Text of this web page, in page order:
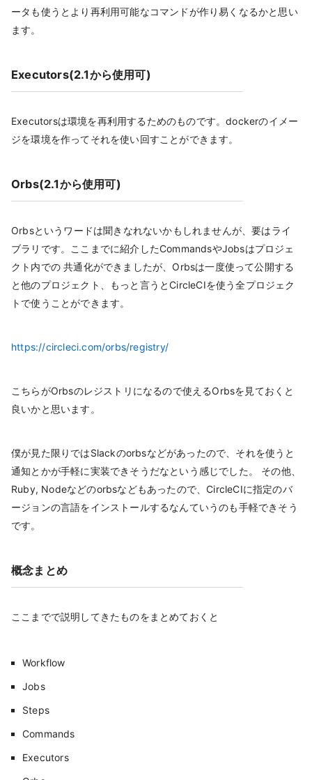
ータも使うとより再利用可能なコマンドが作り易くなるかと思い
ます。
Executors(2.1から使用可)
Executorsは環境を再利用するためのものです。dockerのイメー
ジを環境を作ってそれを使い回すことができます。
Orbs(2.1から使用可)
Orbsというワードは聞きなれないかもしれませんが、要はライ
ブラリです。ここまでに紹介したCommandsやJobsはプロジェ
クト内での 共通化ができましたが、Orbsは一度使って公開する
と他のプロジェクト、もっと言うとCircleCIを使う全プロジェク
トで使うことができます。
https://circleci.com/orbs/registry/
こちらがOrbsのレジストリになるので使えるOrbsを見ておくと
良いかと思います。
僕が見た限りではSlackのorbsなどがあったので、それを使うと
通知とかが手軽に実装できそうだなという感じでした。 その他、
Ruby, Nodeなどのorbsなどもあったので、CircleCIに指定のバ
ージョンの言語をインストールするなんていうのも手軽できそう
です。
概念まとめ
ここまでで説明してきたものをまとめておくと
Workflow
Jobs
Steps
Commands
Executors